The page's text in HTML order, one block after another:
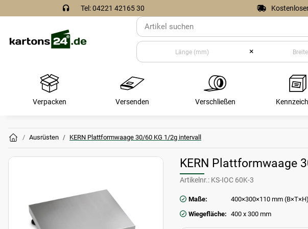
Tel: 04221 42165 30
×
Verpacken Versenden Verschließen
Ausrüsten KERN Plattformwaage 30/60 KG 1/2g intervall
KERN Plattformwaage
Artikelnr.: KS-IOC 60K-3
Maße: 400×300×110 mm (B×T×H)
Wiegefläche: 400 x 300 mm